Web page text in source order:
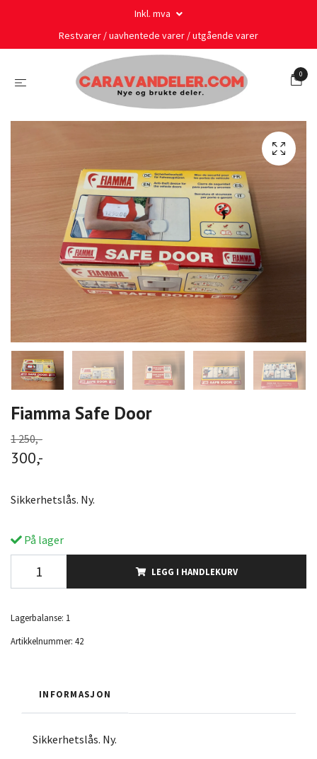
Inkl. mva
Restvarer / uavhentede varer / utgående varer
0
Fiamma Safe Door
1 250,-
300,-
Sikkerhetslås. Ny.
På lager
LEGG I HANDLEKURV
Lagerbalanse: 1
Artikkelnummer: 42
INFORMASJON
Sikkerhetslås. Ny.